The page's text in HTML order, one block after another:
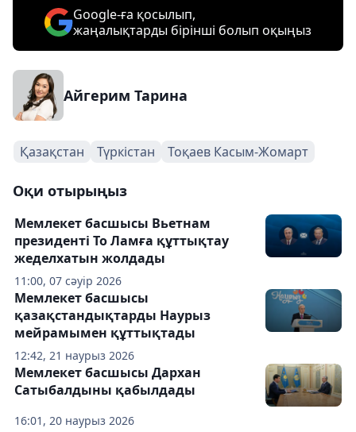
Google-ға қосылып,
жаңалықтарды бірінші болып оқыңыз
Айгерим Тарина
Қазақстан Түркістан Тоқаев Касым-Жомарт
Оқи отырыңыз
11:00, 07 сәуір 2026
Мемлекет басшысы Вьетнам
президенті То Ламға құттықтау
жеделхатын жолдады
12:42, 21 наурыз 2026
Мемлекет басшысы
қазақстандықтарды Наурыз
мейрамымен құттықтады
16:01, 20 наурыз 2026
Мемлекет басшысы Дархан
Сатыбалдыны қабылдады